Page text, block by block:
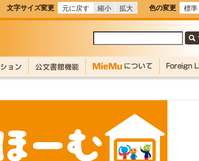
文字サイズ変更 元に戻す 縮小 拡大 色の変更 標準